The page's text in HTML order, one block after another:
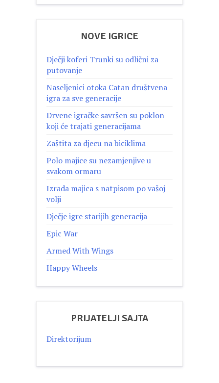
NOVE IGRICE
Dječji koferi Trunki su odlični za
putovanje
Naseljenici otoka Catan društvena
igra za sve generacije
Drvene igračke savršen su poklon
koji će trajati generacijama
Zaštita za djecu na biciklima
Polo majice su nezamjenjive u
svakom ormaru
Izrada majica s natpisom po vašoj
volji
Dječje igre starijih generacija
Epic War
Armed With Wings
Happy Wheels
PRIJATELJI SAJTA
Direktorijum